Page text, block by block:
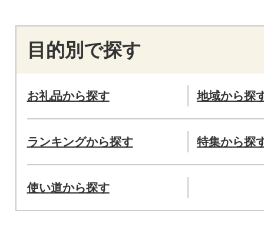
目的別で探す
お礼品から探す 地域から探
ランキングから探す 特集から探
使い道から探す